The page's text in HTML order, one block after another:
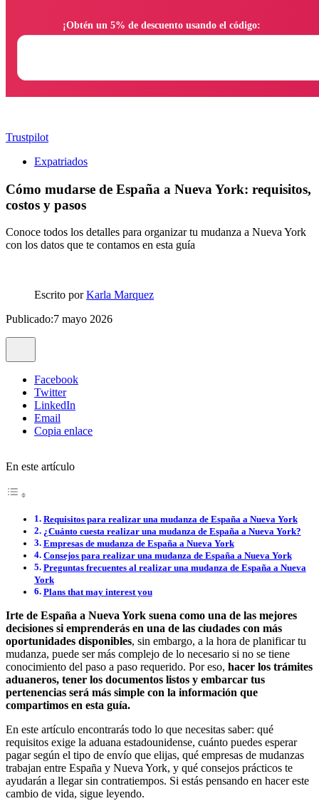
Trustpilot
Expatriados
Cómo mudarse de España a Nueva York: requisitos,
costos y pasos
Conoce todos los detalles para organizar tu mudanza a Nueva York
con los datos que te contamos en esta guía
Escrito porKarla Marquez
Publicado:7 mayo 2026
Facebook
Twitter
LinkedIn
Email
Copia enlace
En este artículo
Requisitos para realizar una mudanza de España a Nueva York
¿Cuánto cuesta realizar una mudanza de España a Nueva York?
Empresas de mudanza de España a Nueva York
Consejos para realizar una mudanza de España a Nueva York
Preguntas frecuentes al realizar una mudanza de España a Nueva
York
Plans that may interest you
Irte de España a Nueva York suena como una de las mejores
decisiones si emprenderás en una de las ciudades con más
oportunidades disponibles, sin embargo, a la hora de planificar tu
mudanza, puede ser más complejo de lo necesario si no se tiene
conocimiento del paso a paso requerido. Por eso, hacer los trámites
aduaneros, tener los documentos listos y embarcar tus
pertenencias será más simple con la información que
compartimos en esta guía.
En este artículo encontrarás todo lo que necesitas saber: qué
requisitos exige la aduana estadounidense, cuánto puedes esperar
pagar según el tipo de envío que elijas, qué empresas de mudanzas
trabajan entre España y Nueva York, y qué consejos prácticos te
ayudarán a llegar sin contratiempos. Si estás pensando en hacer este
cambio de vida, sigue leyendo.